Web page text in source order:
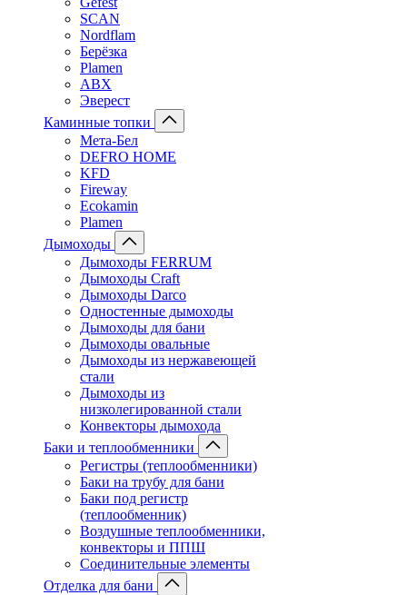
SCAN
Nordflam
Берёзка
Plamen
ABX
Эверест
Каминные топки
Мета-Бел
DEFRO HOME
KFD
Fireway
Ecokamin
Plamen
Дымоходы
Дымоходы FERRUM
Дымоходы Craft
Дымоходы Darco
Одностенные дымоходы
Дымоходы для бани
Дымоходы овальные
Дымоходы из нержавеющей
стали
Дымоходы из
низколегированной стали
Конвекторы дымохода
Баки и теплообменники
Регистры (теплообменники)
Баки на трубу для бани
Баки под регистр
(теплообменник)
Воздушные теплообменники,
конвекторы и ППШ
Соединительные элементы
Отделка для бани